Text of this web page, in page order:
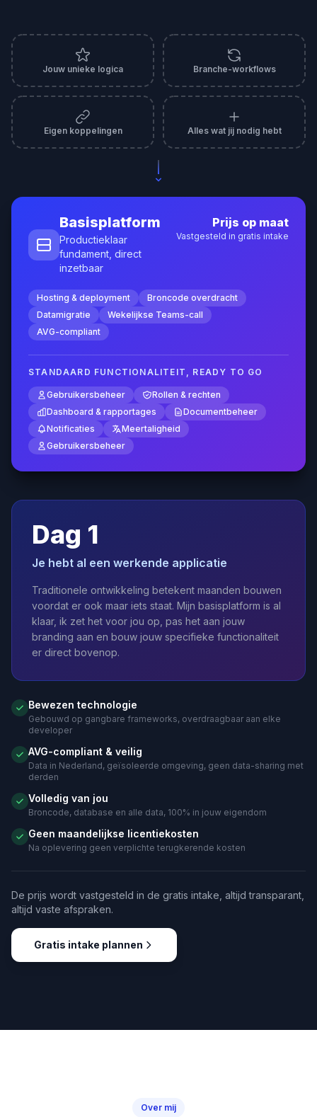
Jouw unieke logica Branche-workflows
Eigen koppelingen Alles wat jij nodig hebt
Basisplatform
Productieklaar
fundament, direct
inzetbaar
Prijs op maat
Vastgesteld in gratis intake
Hosting & deployment
Broncode overdracht
Datamigratie
Wekelijkse Teams-call
AVG-compliant
STANDAARD FUNCTIONALITEIT, READY TO GO
Gebruikersbeheer
Rollen & rechten
Dashboard & rapportages
Documentbeheer
Notificaties
Meertaligheid
Gebruikersbeheer
Dag 1
Je hebt al een werkende applicatie
Traditionele ontwikkeling betekent maanden bouwen
voordat er ook maar iets staat. Mijn basisplatform is al
klaar, ik zet het voor jou op, pas het aan jouw
branding aan en bouw jouw specifieke functionaliteit
er direct bovenop.
Bewezen technologie
Gebouwd op gangbare frameworks, overdraagbaar aan elke
developer
AVG-compliant & veilig
Data in Nederland, geïsoleerde omgeving, geen data-sharing met
derden
Volledig van jou
Broncode, database en alle data, 100% in jouw eigendom
Geen maandelijkse licentiekosten
Na oplevering geen verplichte terugkerende kosten
De prijs wordt vastgesteld in de gratis intake, altijd transparant,
altijd vaste afspraken.
Gratis intake plannen
Over mij